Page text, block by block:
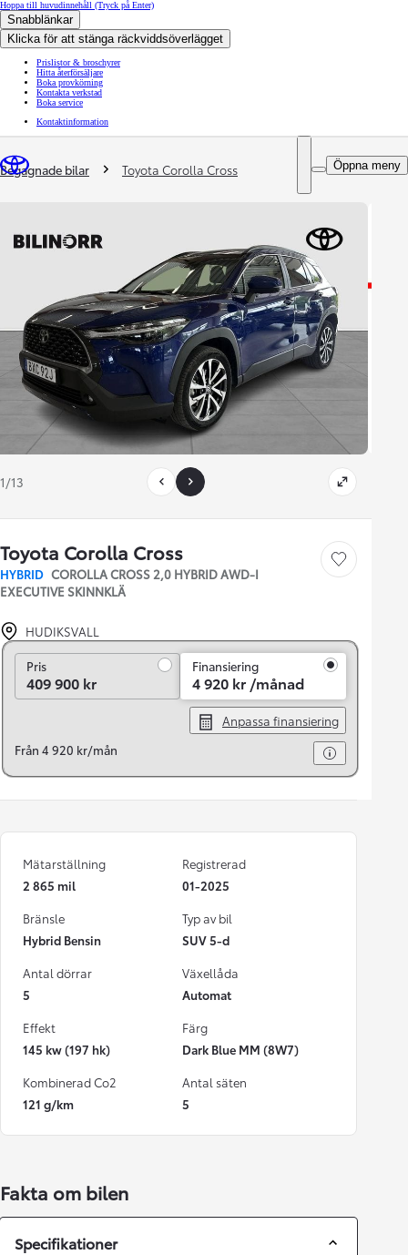
Hoppa till huvudinnehåll (Tryck på Enter)
Snabblänkar
Klicka för att stänga räckviddsöverlägget
Prislistor & broschyrer
Hitta återförsäljare
Boka provkörning
Kontakta verkstad
Boka service
Kontaktinformation
Öppna meny
You are here
Begagnade bilar Toyota Corolla Cross
1/13
Toyota Corolla Cross
HYBRID COROLLA CROSS 2,0 HYBRID AWD-I
EXECUTIVE SKINNKLÄ
Save car
HUDIKSVALL
PrisPris
409 900 kr
Finansiering
4 920 kr /månad
Anpassa finansiering
Från 4 920 kr/mån
Mätarställning
2 865 mil
Registrerad
01-2025
Bränsle
Hybrid Bensin
Typ av bil
SUV 5-d
Antal dörrar
5
Växellåda
Automat
Effekt
145 kw (197 hk)
Färg
Dark Blue MM (8W7)
Kombinerad Co2
121 g/km
Antal säten
5
Fakta om bilen
Specifikationer